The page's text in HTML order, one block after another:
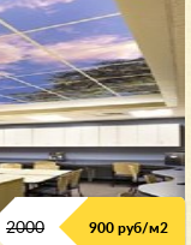
2000 900 руб/м2